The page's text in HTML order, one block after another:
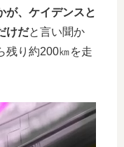
が、ケイデンスと
けだと言い聞か
残り約200㎞を走